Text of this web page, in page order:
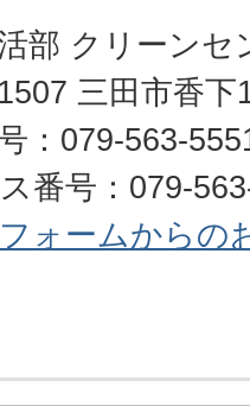
部 クリーンセ
三田市香下
：079-563-
番号：079-
ォームからの